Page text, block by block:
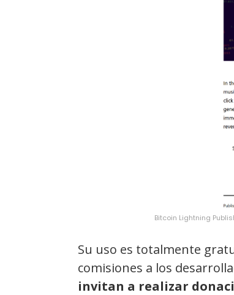
Bitcoin Lightning
Su uso es totalmente
comisiones a los
invitan a realizar